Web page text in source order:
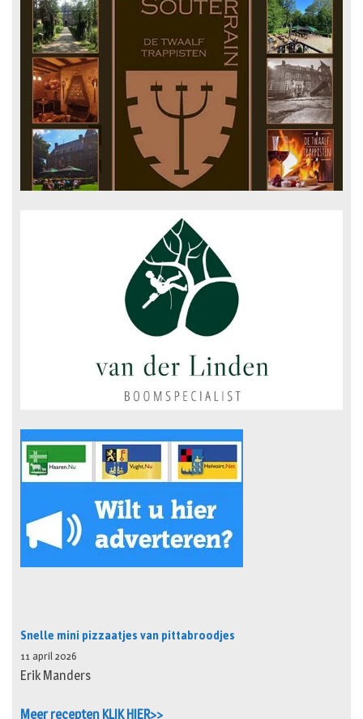
Snelle mini pizzaatjes van pittabroodjes
11 april 2026
Erik Manders
Meer recepten KLIK HIER>>